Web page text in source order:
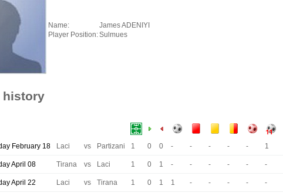
Name:
James ADENIYI
Player Position:Sulmues
history
February 18 Laci vs Partizani 1 0 0 - - - - - 1
April 08 Tirana vs Laci 1 0 1 - - - - - -
April 22 Laci vs Tirana 1 0 1 1 - - - - -